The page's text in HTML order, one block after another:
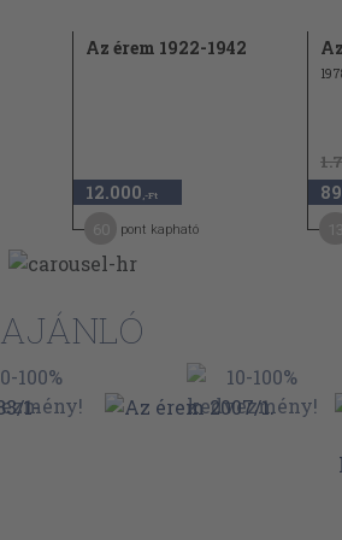
Az érem 1922-1942
12.000 ,-Ft
pont kapható
AJÁNLÓ